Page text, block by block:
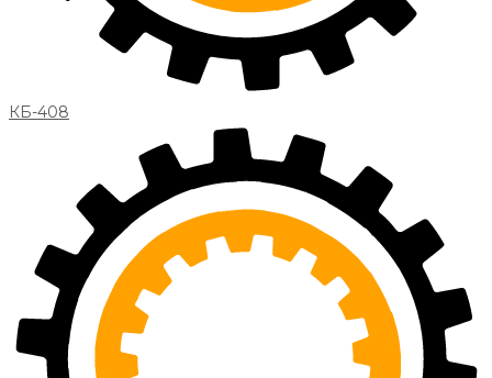
КБ-408